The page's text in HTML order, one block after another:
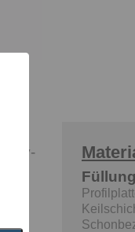
Füllung